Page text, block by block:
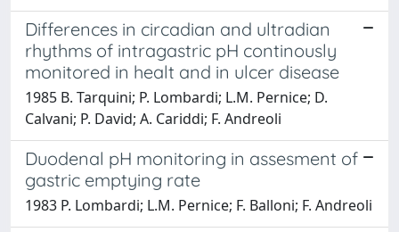
Differences in circadian and ultradian
rhythms of intragastric pH continously
monitored in healt and in ulcer disease
1985 B. Tarquini; P. Lombardi; L.M. Pernice; D.
Calvani; P. David; A. Cariddi; F. Andreoli
Duodenal pH monitoring in assesment of
gastric emptying rate
1983 P. Lombardi; L.M. Pernice; F. Balloni; F. Andreoli